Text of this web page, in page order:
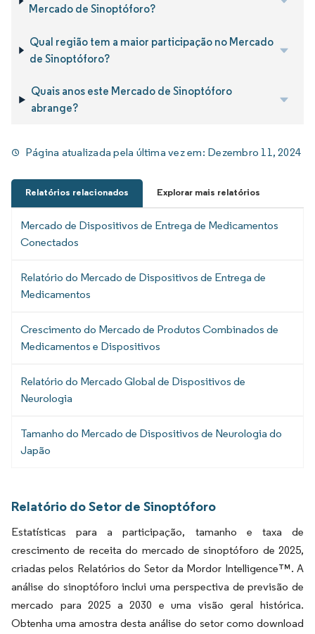
Mercado de Sinoptóforo?
Qual região tem a maior participação no Mercado
de Sinoptóforo?
Quais anos este Mercado de Sinoptóforo
abrange?
Página atualizada pela última vez em: Dezembro 11, 2024
Relatórios relacionados Explorar mais relatórios
Mercado de Dispositivos de Entrega de Medicamentos
Conectados
Relatório do Mercado de Dispositivos de Entrega de
Medicamentos
Crescimento do Mercado de Produtos Combinados de
Medicamentos e Dispositivos
Relatório do Mercado Global de Dispositivos de
Neurologia
Tamanho do Mercado de Dispositivos de Neurologia do
Japão
Relatório do Setor de Sinoptóforo
Estatísticas para a participação, tamanho e taxa de
crescimento de receita do mercado de sinoptóforo de 2025,
criadas pelos Relatórios do Setor da Mordor Intelligence™. A
análise do sinoptóforo inclui uma perspectiva de previsão de
mercado para 2025 a 2030 e uma visão geral histórica.
Obtenha uma amostra desta análise do setor como download